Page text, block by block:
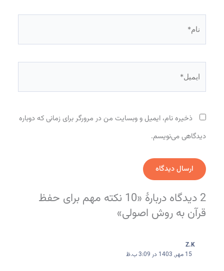
ذخیره نام، ایمیل و وبسایت من در مرورگر برای زمانی که دوباره
دیدگاهی می‌نویسم.
2 دیدگاه دربارهٔ «10 نکته مهم برای حفظ
قرآن به روش اصولی»
Z.K
15 مهر, 1403 در 3:09 ب.ظ